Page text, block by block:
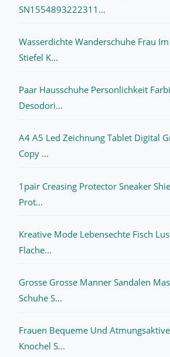
SN1554893222311...
Wasserdichte Wanderschuhe Frau
Stiefel K...
Paar Hausschuhe Personlichkeit
Desodori...
A4 A5 Led Zeichnung Tablet Digital
Copy ...
1pair Creasing Protector Sneaker
Prot...
Kreative Mode Lebensechte Fisch
Flache...
Grosse Grosse Manner Sandalen
Schuhe S...
Frauen Bequeme Und
Knochel S...